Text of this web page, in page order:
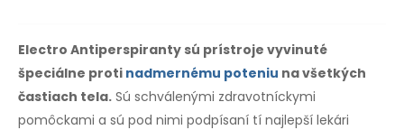
Electro Antiperspiranty sú prístroje vyvinuté
špeciálne proti nadmernému poteniu na všetkých
častiach tela. Sú schválenými zdravotníckymi
pomôckami a sú pod nimi podpísaní tí najlepší lekári